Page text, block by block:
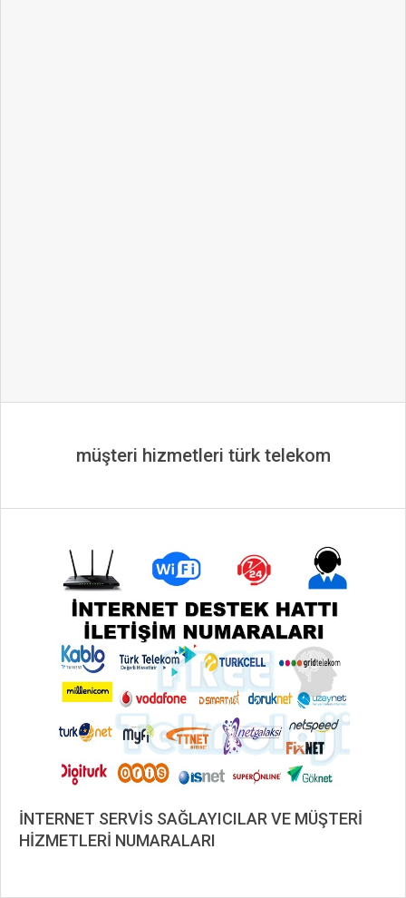
müşteri hizmetleri türk telekom
İNTERNET SERVİS SAĞLAYICILAR VE MÜŞTERİ
HİZMETLERİ NUMARALARI